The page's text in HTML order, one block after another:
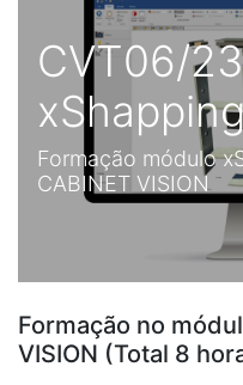
CVT06/
Formação módulo
CABINET VISION
Formação no
VISION (Total 8